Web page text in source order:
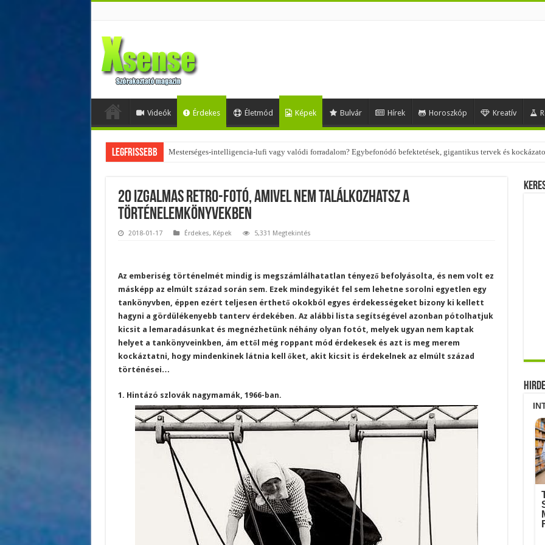
Videók Érdekes Életmód Képek Bulvár Hírek Horoszkóp Kreatív
Legfrissebb Az övtáskák továbbra is trendik – nézd meg, milyen stílusokhoz illenek!
20 izgalmas retro-fotó, amivel nem találkozhatsz a
történelemkönyvekben
2018-01-17 Érdekes, Képek 5,331 Megtekintés
Az emberiség történelmét mindig is megszámlálhatatlan tényező befolyásolta, és nem volt ez
másképp az elmúlt század során sem. Ezek mindegyikét fel sem lehetne sorolni egyetlen egy
tankönyvben, éppen ezért teljesen érthető okokból egyes érdekességeket bizony ki kellett
hagyni a gördülékenyebb tanterv érdekében. Az alábbi lista segítségével azonban pótolhatjuk
kicsit a lemaradásunkat és megnézhetünk néhány olyan fotót, melyek ugyan nem kaptak
helyet a tankönyveinkben, ám ettől még roppant mód érdekesek és azt is meg merem
kockáztatni, hogy mindenkinek látnia kell őket, akit kicsit is érdekelnek az elmúlt század
történései…
1. Hintázó szlovák nagymamák, 1966-ban.